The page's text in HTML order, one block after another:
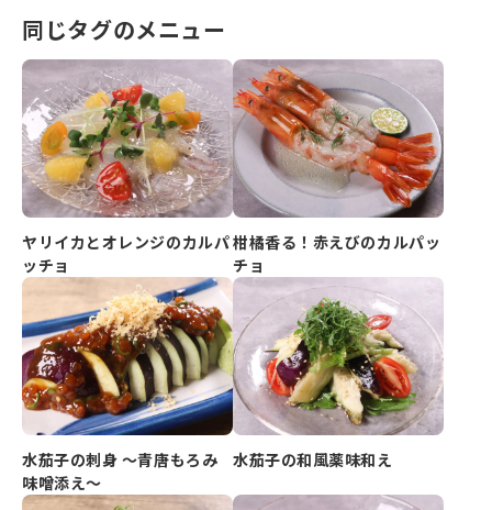
同じタグのメニュー
ヤリイカとオレンジのカルパ
ッチョ
柑橘香る！赤えびのカルパッ
チョ
水茄子の刺身 ～青唐もろみ
味噌添え～
水茄子の和風薬味和え